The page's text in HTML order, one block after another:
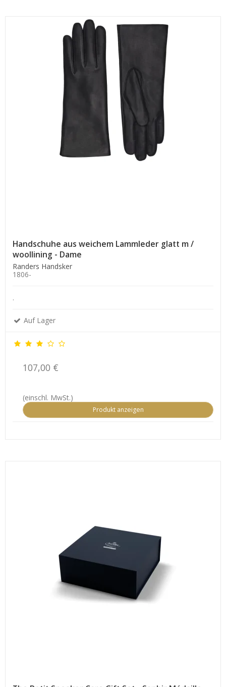
Handschuhe aus weichem Lammleder glatt m /
woollining - Dame
Randers Handsker
1806-
.
Auf Lager
107,00 €
(einschl. MwSt.)
Produkt anzeigen